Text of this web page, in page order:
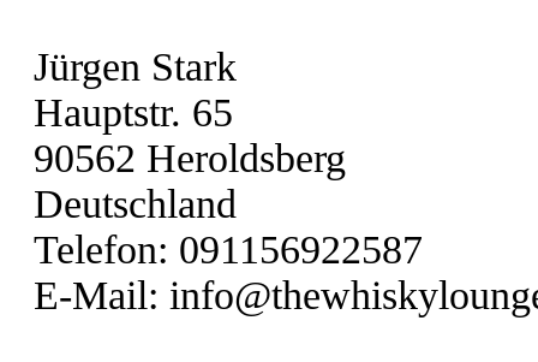
Jürgen Stark
Hauptstr. 65
90562 Heroldsberg
Deutschland
Telefon: 091156922587
E-Mail: